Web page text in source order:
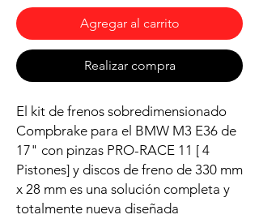
Agregar al carrito
Realizar compra
El kit de frenos sobredimensionado
Compbrake para el BMW M3 E36 de
17" con pinzas PRO-RACE 11 [ 4
Pistones] y discos de freno de 330 mm
x 28 mm es una solución completa y
totalmente nueva diseñada